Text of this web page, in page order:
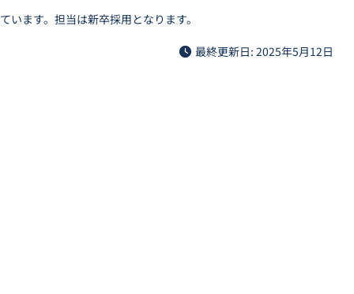
ます。担当は新卒採用となります。
最終更新日: 2025年5月12日